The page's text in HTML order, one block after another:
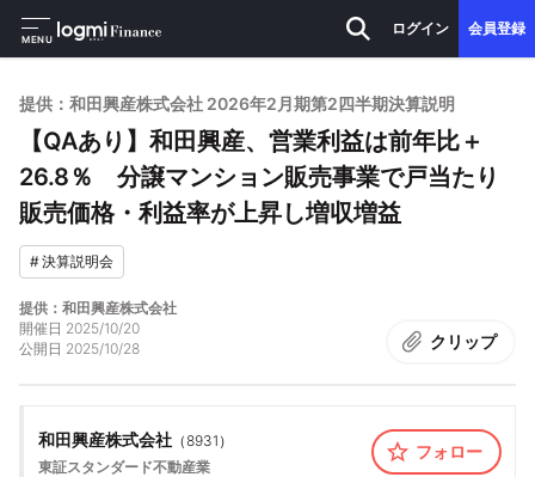
MENU
ログイン 会員登録
提供：和田興産株式会社 2026年2月期第2四半期決算説明
【QAあり】和田興産、営業利益は前年比＋
26.8％ 分譲マンション販売事業で戸当たり
販売価格・利益率が上昇し増収増益
#決算説明会
提供：和田興産株式会社
開催日 2025/10/20
公開日 2025/10/28 クリップ
和田興産株式会社 （8931 ）
東証スタンダード不動産業
フォロー